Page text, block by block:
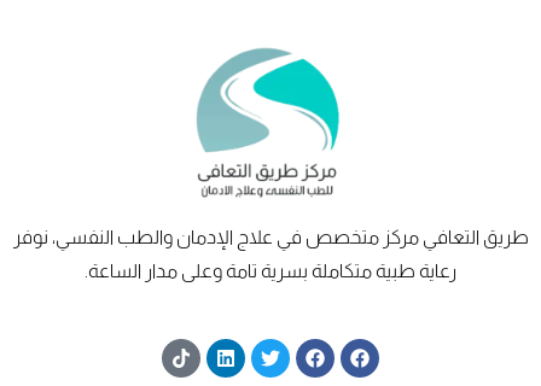
طريقالتعافي
مركز متخصص في علاج الإدمان والطب النفسي، نوفر
رعاية طبية متكاملة بسرية تامة وعلى مدار الساعة.
F
a
F
a
T
w
L
i
T
i